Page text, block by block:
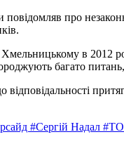
повідомляв про
в 2012
багато
відповідальності
#Сергій Надал